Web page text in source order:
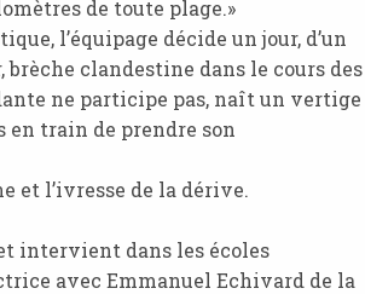
de toute plage.»
l’équipage décide un jour, d’un
clandestine dans le cours des
ne participe pas, naît un vertige
en train de prendre son
et l’ivresse de la dérive.
intervient dans les écoles
avec Emmanuel Echivard de la